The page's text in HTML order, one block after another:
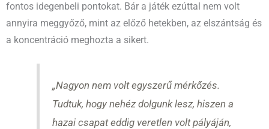
fontos idegenbeli pontokat. Bár a játék ezúttal nem volt
annyira meggyőző, mint az előző hetekben, az elszántság és
a koncentráció meghozta a sikert.
„Nagyon nem volt egyszerű mérkőzés.
Tudtuk, hogy nehéz dolgunk lesz, hiszen a
hazai csapat eddig veretlen volt pályáján,